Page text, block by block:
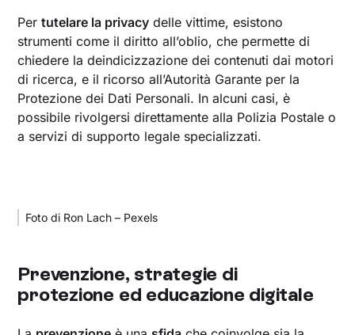
Pertutelare la privacy delle vittime, esistono
strumenti come il diritto all’oblio, che permette di
chiedere la deindicizzazione dei contenuti dai motori
di ricerca, e il ricorso all’Autorità Garante per la
Protezione dei Dati Personali. In alcuni casi, è
possibile rivolgersi direttamente alla Polizia Postale o
a servizi di supporto legale specializzati.
Foto di Ron Lach – Pexels
Prevenzione, strategie di
protezione ed educazione digitale